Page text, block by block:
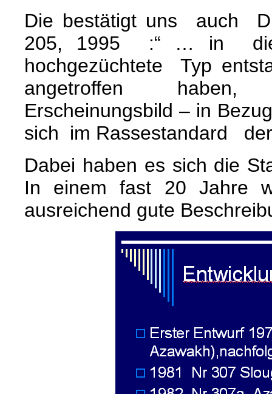
Die bestätigt uns auch
205, 1995 :“ … in
hochgezüchtete Typ
angetroffen haben,
Erscheinungsbild – in
sich im Rassestandard
Dabei haben es sich die
In einem fast 20 Jahre
ausreichend gute